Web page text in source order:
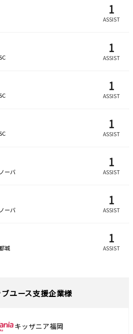
1
ASSIST
1
ASSIST
1
ASSIST
1
ASSIST
ーバ
1
ASSIST
ーバ
1
ASSIST
城
1
ASSIST
ユース支援企業様
キッザニア福岡